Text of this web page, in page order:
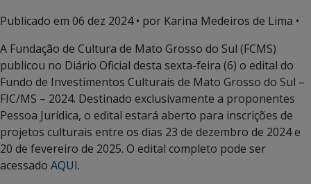
Publicado em 06 dez 2024• por Karina Medeiros de Lima •
A Fundação de Cultura de Mato Grosso do Sul (FCMS)
publicou no Diário Oficial desta sexta-feira (6) o edital do
Fundo de Investimentos Culturais de Mato Grosso do Sul –
FIC/MS – 2024. Destinado exclusivamente a proponentes
Pessoa Jurídica, o edital estará aberto para inscrições de
projetos culturais entre os dias 23 de dezembro de 2024 e
20 de fevereiro de 2025. O edital completo pode ser
acessado AQUI.